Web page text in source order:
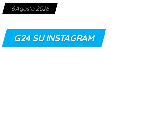
6 Agosto 2026
G24 SU INSTAGRAM